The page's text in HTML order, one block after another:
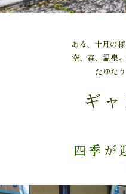
ある、十月の
空、森、温泉
たゆた
ギ
四季が